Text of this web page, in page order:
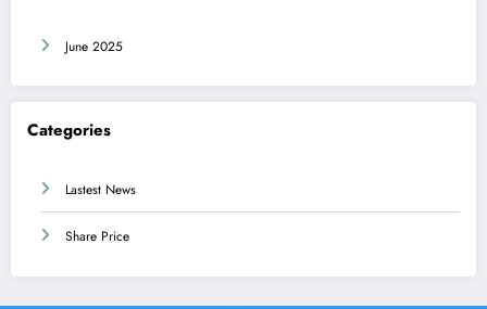
June 2025
Categories
Lastest News
Share Price